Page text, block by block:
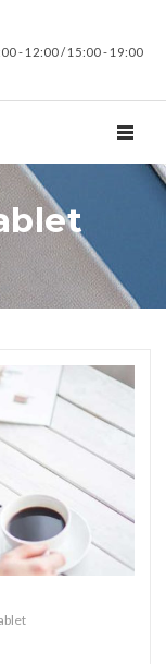
- 12:00 / 15:00 - 19:00